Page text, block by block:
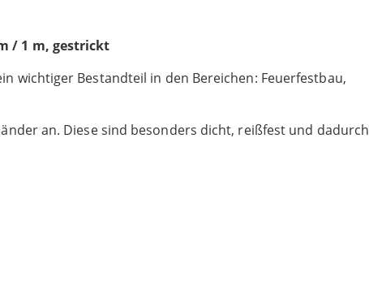
/ 1 m, gestrickt
wichtiger Bestandteil in den Bereichen: Feuerfestbau,
an. Diese sind besonders dicht, reißfest und dadurch